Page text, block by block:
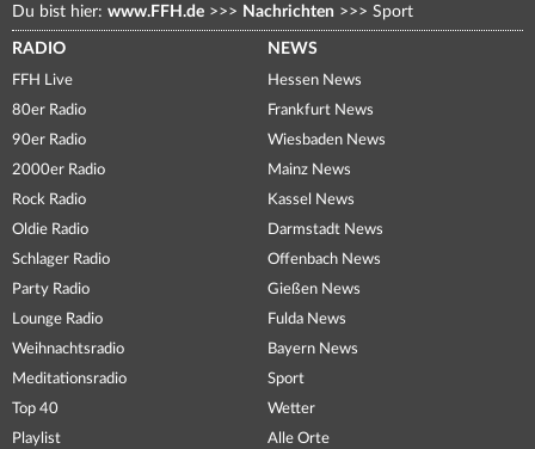
Du bist hier: www.FFH.de >>> Nachrichten >>> Sport
RADIO
FFH Live
80er Radio
90er Radio
2000er Radio
Rock Radio
Oldie Radio
Schlager Radio
Party Radio
Lounge Radio
Weihnachtsradio
Meditationsradio
Top 40
Playlist
NEWS
Hessen News
Frankfurt News
Wiesbaden News
Mainz News
Kassel News
Darmstadt News
Offenbach News
Gießen News
Fulda News
Bayern News
Sport
Wetter
Alle Orte